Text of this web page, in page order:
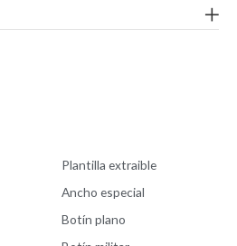
Plantilla extraible
Ancho especial
Botín plano